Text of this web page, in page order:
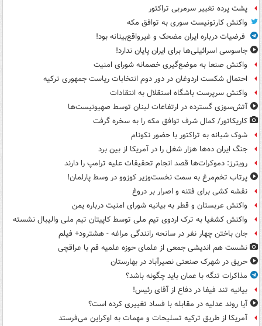
پشت پرده تغییر سرمربی تراکتور
واکنش کارتونیست سوری به توافق مکه
فرضیات درباره ایران مضحک و غیرواقع‌بینانه بود!
جاسوسی اسرائیلی‌ها برای ایران پایان ندارد!
واکنش صنعا به موضع‌گیری خصمانه شورای امنیت
احتمال شکست اردوغان در دور دوم انتخابات ریاست جمهوری ترکیه
واکنش سرپرست باشگاه استقلال به انتقادات
آتش‌سوزی گسترده در ارتفاعات لبنان توسط صهیونیست‌ها
کاریکاتور/ کمال شرف توافق مکه را به سخره گرفت
شوک شبانه به تراکتور با حضور نکونام
جنگ ایران ده‌ها هزار شغل را در آمریکا از بین برد
رویترز: دموکرات‌ها قصد انجام تحقیقات علیه ترامپ را دارند
پرتاب تخم‌مرغ به سمت نخست‌وزیر کوزوو در وسط پارلمان!
نقشه کشی برای فتنه و اصرار بر دروغ
واکنش عربستان و قطر به بیانیه شورای امنیت درباره یمن
واکنش کشفیا به ترک اردوی تیم ملی توسط کاپیتان تیم ملی والیبال نشسته
جان باختن چهار نفر در سانحه رانندگی مراغه - هشترود+ فیلم
نشست هم اندیشی جمعی از علمای حوزه علمیه قم با عراقچی
حریق در شهرک صنعتی نصیرآباد در بهارستان
مذاکرات تنگه با عمان باید چگونه باشد؟
بیانیه تند فیفا در دفاع از آقای رئیس!
آیا روند عدلیه در مقابله با فساد تغییری کرده است؟
آمریکا از طریق ترکیه تسلیحات و مهمات به اوکراین می‌فرستد